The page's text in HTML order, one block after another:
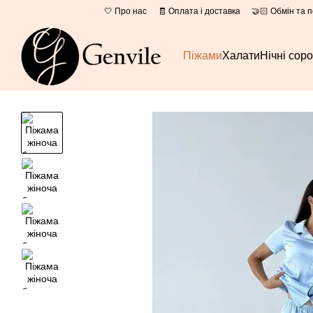
Перейти до основного контенту
🤍 Про нас 🧾 Оплата і доставка 🤝🏻 Обмін та
ПіжамиХалатиНічні